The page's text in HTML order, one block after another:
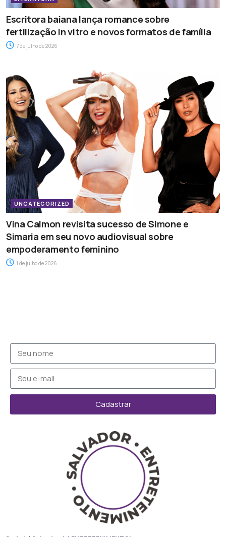
Escritora baiana lança romance sobre
fertilização in vitro e novos formatos de família
7 de julho de 2026
UNCATEGORIZED
Vina Calmon revisita sucesso de Simone e
Simaria em seu novo audiovisual sobre
empoderamento feminino
1 de julho de 2026
Cadastrar